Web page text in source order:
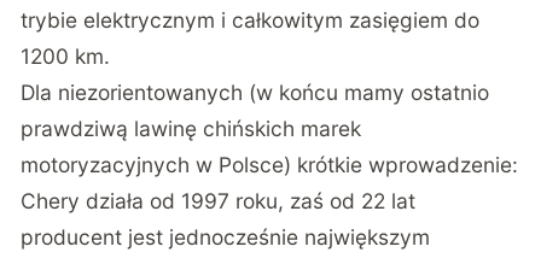
trybie elektrycznym i całkowitym zasięgiem do
1200 km.
Dla niezorientowanych (w końcu mamy ostatnio
prawdziwą lawinę chińskich marek
motoryzacyjnych w Polsce) krótkie wprowadzenie:
Chery działa od 1997 roku, zaś od 22 lat
producent jest jednocześnie największym